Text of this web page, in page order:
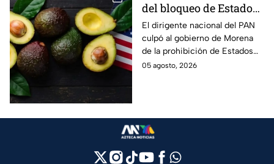
del bloqueo de Estados
Unidos al aguacate de
Michoacán
El dirigente nacional del PAN
culpó al gobierno de Morena
de la prohibición de Estados
Unidos para exportar aguacate
05 agosto, 2026